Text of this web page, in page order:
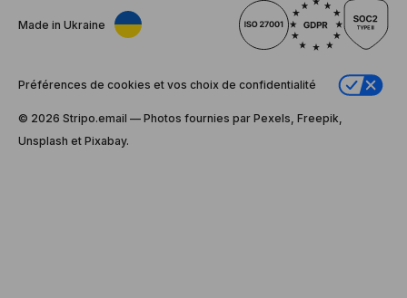
Made in Ukraine
Préférences de cookies et vos choix de confidentialité
© 2026 Stripо.email — Photos fournies par Pexels, Freepik,
Unsplash et Pixabay.